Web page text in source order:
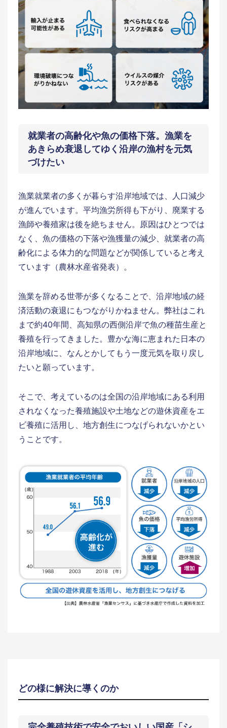
就業者の高齢化や魚の価格下落。漁業を
あきらめ衰退してゆく沿岸の漁村を元気
づけたい
漁業就業者の多くが暮らす沿岸地域では、人口減少
が進んでいます。平均漁労所得も下がり、廃業する
漁師や養殖家は後を絶ちません。原因はひとつでは
なく、魚の価格の下落や漁獲量の減少、就業者の高
齢化による体力的な問題などが関係していると考え
ています（農林水産省発表）。
漁業を辞める世帯が多くなることで、沿岸地域の経
済活動の衰退にもつながりかねません。弊社はこれ
まで約40年間、高知県の西側沿岸で魚の種苗生産と
養殖を行ってきました。豊かな海に恵まれた日本の
沿岸地域に、なんとかしてもう一度元気を取り戻し
たいと願っています。
そこで、考えているのは全国の沿岸地域にある利用
されなくなった養殖施設や土地などの遊休資産をエ
ビ養殖に活用し、地方創生につなげられないかとい
うことです。
どの様に解決に導くのか